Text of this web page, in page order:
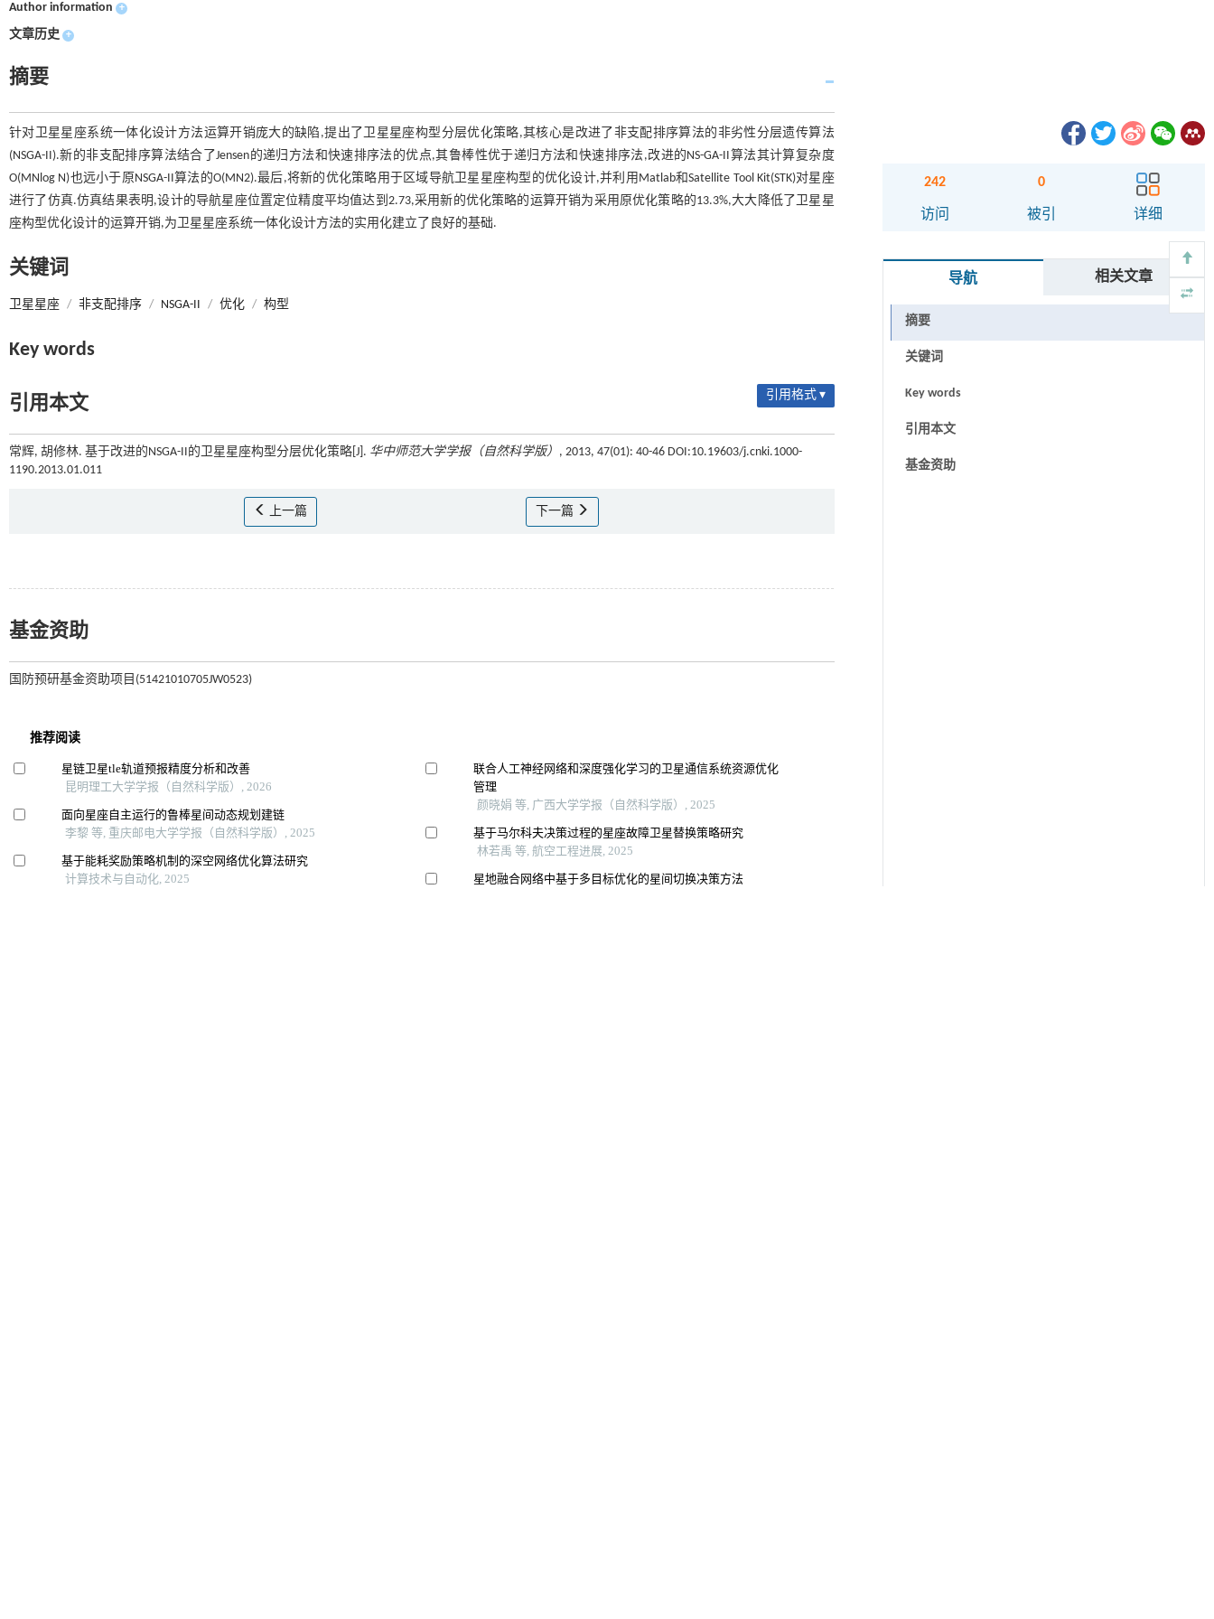
Author information +
文章历史 +
摘要
针对卫星星座系统一体化设计方法运算开销庞大的缺陷,提出了卫星星座构型分层优化策略,其核心是改进了非支配排序算法的非劣性分层遗传算法
(NSGA-II).新的非支配排序算法结合了Jensen的递归方法和快速排序法的优点,其鲁棒性优于递归方法和快速排序法,改进的NS-GA-II算法其计算复杂度
O(MNlog N)也远小于原NSGA-II算法的O(MN2).最后,将新的优化策略用于区域导航卫星星座构型的优化设计,并利用Matlab和Satellite Tool Kit(STK)对星座
进行了仿真.仿真结果表明,设计的导航星座位置定位精度平均值达到2.73,采用新的优化策略的运算开销为采用原优化策略的13.3%,大大降低了卫星星
座构型优化设计的运算开销,为卫星星座系统一体化设计方法的实用化建立了良好的基础.
关键词
卫星星座 / 非支配排序 / NSGA-II / 优化 / 构型
Key words
引用本文 引用格式 ▾
常辉, 胡修林. 基于改进的NSGA-II的卫星星座构型分层优化策略[J]. 华中师范大学学报（自然科学版） , 2013, 47(01): 40-46 DOI:10.19603/j.cnki.1000-
1190.2013.01.011
上一篇 下一篇
基金资助
国防预研基金资助项目(51421010705JW0523)
242
访问
0
被引 详细
导航 相关文章
摘要
关键词
Key words
引用本文
基金资助